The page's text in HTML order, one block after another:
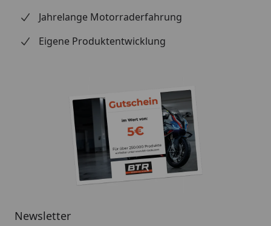
Jahrelange Motorraderfahrung
Eigene Produktentwicklung
Newsletter